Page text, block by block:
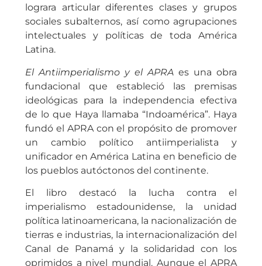
lograra articular diferentes clases y grupos
sociales subalternos, así como agrupaciones
intelectuales y políticas de toda América
Latina.
El Antiimperialismo y el APRA es una obra
fundacional que estableció las premisas
ideológicas para la independencia efectiva
de lo que Haya llamaba “Indoamérica”. Haya
fundó el APRA con el propósito de promover
un cambio político antiimperialista y
unificador en América Latina en beneficio de
los pueblos autóctonos del continente.
El libro destacó la lucha contra el
imperialismo estadounidense, la unidad
política latinoamericana, la nacionalización de
tierras e industrias, la internacionalización del
Canal de Panamá y la solidaridad con los
oprimidos a nivel mundial. Aunque el APRA